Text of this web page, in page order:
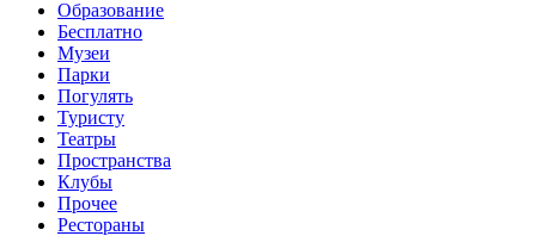
Образование
Бесплатно
Музеи
Парки
Погулять
Туристу
Театры
Пространства
Клубы
Прочее
Рестораны